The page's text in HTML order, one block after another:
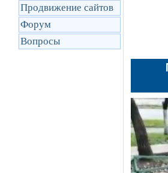
Продвижение сайтов
Форум
Вопросы